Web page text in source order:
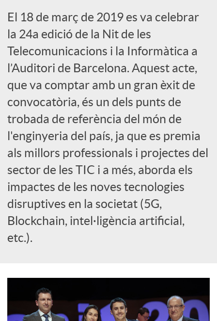
d
o
r
d
e
c
o
n
El 18 de març de 2019 es va celebrar
la 24a edició de la Nit de les
Telecomunicacions i la Informàtica a
l’Auditori de Barcelona. Aquest acte,
que va comptar amb un gran èxit de
convocatòria, és un dels punts de
trobada de referència del món de
l'enginyeria del país, ja que es premia
als millors professionals i projectes del
sector de les TIC i a més, aborda els
impactes de les noves tecnologies
disruptives en la societat (5G,
Blockchain, intel·ligència artificial,
etc.).